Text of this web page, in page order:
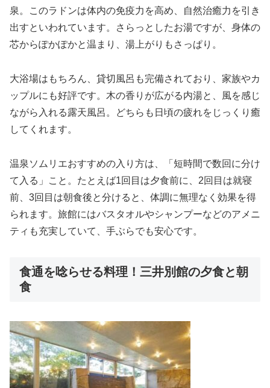
泉。このラドンは体内の免疫力を高め、自然治癒力を引き
出すといわれています。さらっとしたお湯ですが、身体の
芯からぽかぽかと温まり、湯上がりもさっぱり。
大浴場はもちろん、貸切風呂も完備されており、家族やカ
ップルにも好評です。木の香りが広がる内湯と、風を感じ
ながら入れる露天風呂。どちらも日頃の疲れをじっくり癒
してくれます。
温泉ソムリエおすすめの入り方は、「短時間で数回に分け
て入る」こと。たとえば1回目は夕食前に、2回目は就寝
前、3回目は朝食後と分けると、体調に無理なく効果を得
られます。旅館にはバスタオルやシャンプーなどのアメニ
ティも充実していて、手ぶらでも安心です。
食通を唸らせる料理！三井別館の夕食と朝
食